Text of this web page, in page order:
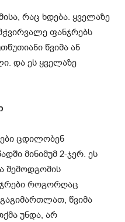
რაც ხდება. ყველაზე
ფანჯრებს
წვიმა ან
და ეს ყველაზე
ცდილობენ
მინიმუმ 2-ჯერ. ეს
შემოდგომის
როგორღაც
წვიმა
უნდა, არ